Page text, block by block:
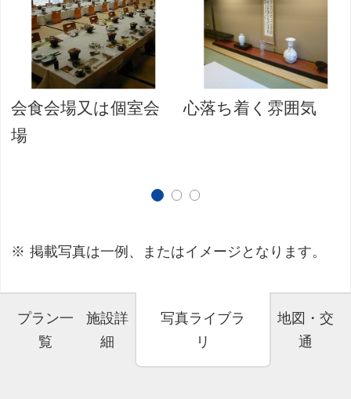
会食会場又は個室会
場
心落ち着く雰囲気
掲載写真は一例、またはイメージとなります。
プラン一
覧
施設詳
細
写真ライブラ
リ
地図・交
通